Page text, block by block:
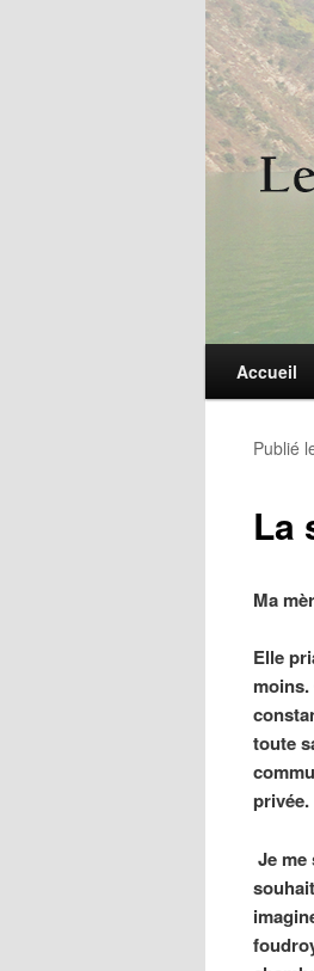
Les
Le
Aller
Aller
Accueil
La
Publié
Ma
Elle
toute
privée.
Je me